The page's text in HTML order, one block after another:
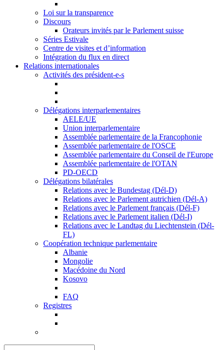
Loi sur la transparence
Discours
Orateurs invités par le Parlement suisse
Séries Estivale
Centre de visites et d’information
Intégration du flux en direct
Relations internationales
Activités des président-e-s
Délégations interparlementaires
AELE/UE
Union interparlementaire
Assemblée parlementaire de la Francophonie
Assemblée parlementaire de l'OSCE
Assemblée parlementaire du Conseil de l'Europe
Assemblée parlementaire de l'OTAN
PD-OECD
Délégations bilatérales
Relations avec le Bundestag (Dél-D)
Relations avec le Parlement autrichien (Dél-A)
Relations avec le Parlement français (Dél-F)
Relations avec le Parlement italien (Dél-I)
Relations avec le Landtag du Liechtenstein (Dél-
FL)
Coopération technique parlementaire
Albanie
Mongolie
Macédoine du Nord
Kosovo
FAQ
Registres